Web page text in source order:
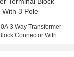
3 Way Transformer
Connector With 3